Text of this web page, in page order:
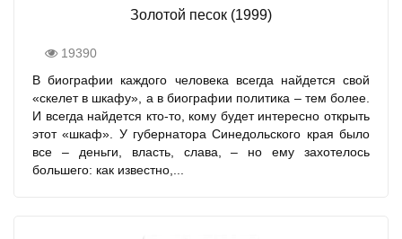
Золотой песок (1999)
19390
В биографии каждого человека всегда найдется свой
«скелет в шкафу», а в биографии политика – тем более.
И всегда найдется кто-то, кому будет интересно открыть
этот «шкаф». У губернатора Синедольского края было
все – деньги, власть, слава, – но ему захотелось
большего: как известно,...